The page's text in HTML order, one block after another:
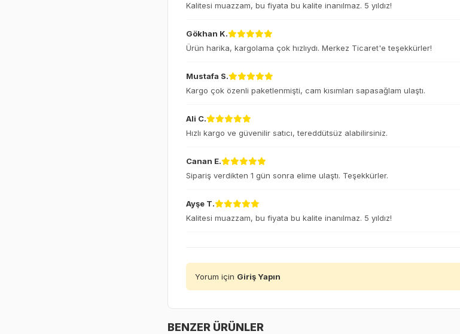
Kalitesi muazzam, bu fiyata bu kalite inanılmaz. 5 yıldız!
Gökhan K.
Ürün harika, kargolama çok hızlıydı. Merkez Ticaret'e teşekkürler!
Mustafa S.
Kargo çok özenli paketlenmişti, cam kısımları sapasağlam ulaştı.
Ali C.
Hızlı kargo ve güvenilir satıcı, tereddütsüz alabilirsiniz.
Canan E.
Sipariş verdikten 1 gün sonra elime ulaştı. Teşekkürler.
Ayşe T.
Kalitesi muazzam, bu fiyata bu kalite inanılmaz. 5 yıldız!
Yorum için Giriş Yapın
BENZER ÜRÜNLER